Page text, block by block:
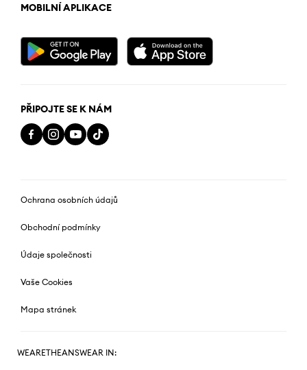
MOBILNÍ APLIKACE
PŘIPOJTE SE K NÁM
Ochrana osobních údajů
Obchodní podmínky
Údaje společnosti
Vaše Cookies
Mapa stránek
WEARETHEANSWEAR IN: